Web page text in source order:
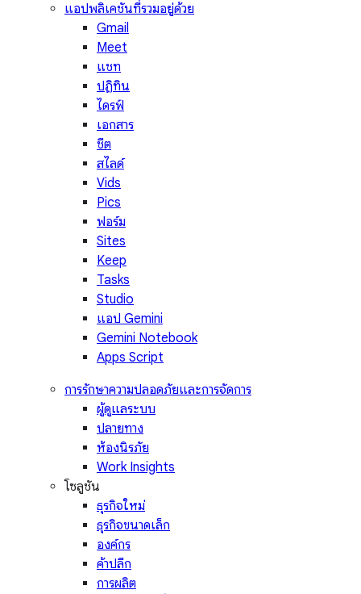
แอปพลิเคชันที่รวมอยู่ด้วย
Gmail
Meet
แชท
ปฏิทิน
ไดรฟ์
เอกสาร
ชีต
สไลด์
Vids
Pics
ฟอร์ม
Sites
Keep
Tasks
Studio
แอป Gemini
Gemini Notebook
Apps Script
การรักษาความปลอดภัยและการจัดการ
ผู้ดูแลระบบ
ปลายทาง
ห้องนิรภัย
Work Insights
โซลูชัน
ธุรกิจใหม่
ธุรกิจขนาดเล็ก
องค์กร
ค้าปลีก
การผลิต